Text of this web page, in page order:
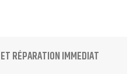
RÉPARATION IMMEDIAT